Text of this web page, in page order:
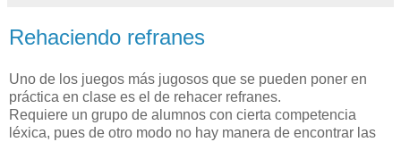
Rehaciendo refranes
Uno de los juegos más jugosos que se pueden poner en
práctica en clase es el de rehacer refranes.
Requiere un grupo de alumnos con cierta competencia
léxica, pues de otro modo no hay manera de encontrar las